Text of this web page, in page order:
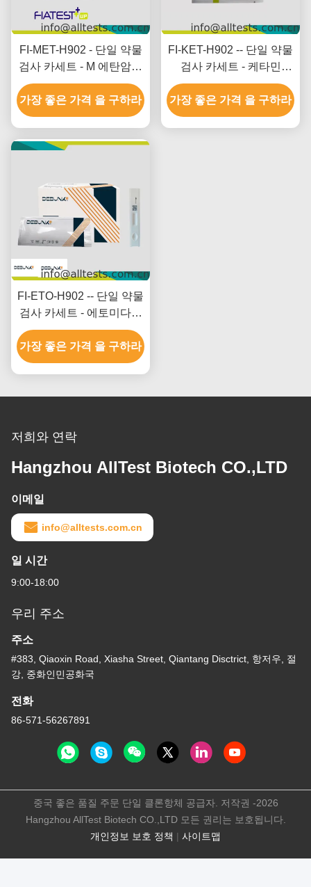
FI-MET-H902 - 단일 약물
검사 카세트 - M 에탄암페
타민 (MET)
가장 좋은 가격 을 구하라
FI-KET-H902 -- 단일 약물
검사 카세트 - 케타민
(KET) (모발)
가장 좋은 가격 을 구하라
FI-ETO-H902 -- 단일 약물
검사 카세트 - 에토미다트
(ETO) (발)
가장 좋은 가격 을 구하라
저희와 연락
Hangzhou AllTest Biotech CO.,LTD
이메일
info@alltests.com.cn
일 시간
9:00-18:00
우리 주소
주소
#383, Qiaoxin Road, Xiasha Street, Qiantang Disctrict, 항저우, 절
강, 중화인민공화국
전화
86-571-56267891
개인정보 보호 정책 | 사이트맵
중국 좋은 품질 주문 단일 클론항체 공급자. 저작권 -2026
Hangzhou AllTest Biotech CO.,LTD 모든 권리는 보호됩니다.